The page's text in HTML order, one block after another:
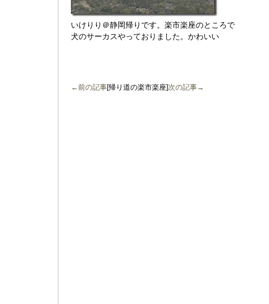
いけりり＠静岡帰りです。楽市楽座のところで
犬のサーカスやっておりました。かわいい
←前の記事[帰り道の楽市楽座]次の記事→